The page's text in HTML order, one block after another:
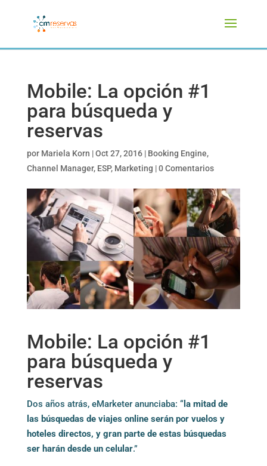
Mobile: La opción #1
para búsqueda y
reservas
por Mariela Korn |Oct 27, 2016| Booking Engine,
Channel Manager, ESP, Marketing |0 Comentarios
Mobile: La opción #1
para búsqueda y
reservas
Dos años atrás, eMarketer anunciaba: “la mitad de
las búsquedas de viajes online serán por vuelos y
hoteles directos, y gran parte de estas búsquedas
ser harán desde un celular.”